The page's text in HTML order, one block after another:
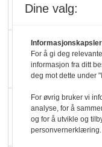
Dine valg:
For å gi deg
informasjon fra ditt
deg mot dette under
For øvrig bruker vi
analyse, for å
og for å utvikle og
personvernerklæring.